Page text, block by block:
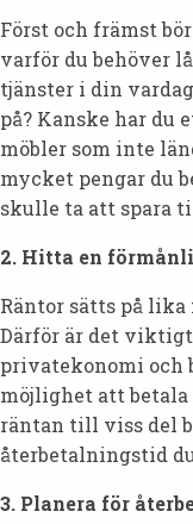
Först och främst
varför du behöver
tjänster i din
på? Kanske har
möbler som inte
mycket pengar du
skulle ta att spara
2. Hitta en
Räntor sätts på lika
Därför är det
privatekonomi och
möjlighet att
räntan till viss del
återbetalningstid
3. Planera för